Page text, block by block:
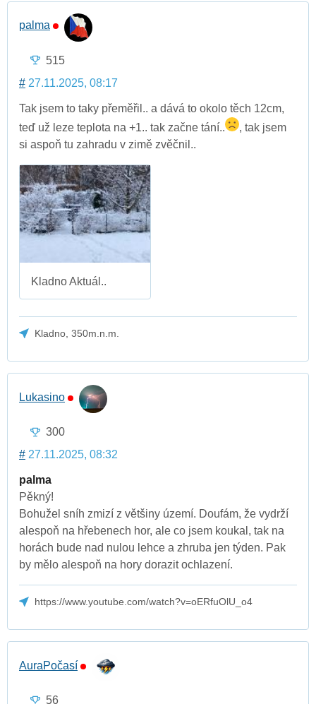
palma
515
# 27.11.2025, 08:17
Tak jsem to taky přeměřil.. a dává to okolo těch 12cm,
teď už leze teplota na +1.. tak začne tání..
, tak jsem
si aspoň tu zahradu v zimě zvěčnil..
Kladno Aktuál..
Kladno, 350m.n.m.
Lukasino
300
# 27.11.2025, 08:32
palma
Pěkný!
Bohužel sníh zmizí z většiny území. Doufám, že vydrží
alespoň na hřebenech hor, ale co jsem koukal, tak na
horách bude nad nulou lehce a zhruba jen týden. Pak
by mělo alespoň na hory dorazit ochlazení.
https://www.youtube.com/watch?v=oERfuOlU_o4
AuraPočasí
56